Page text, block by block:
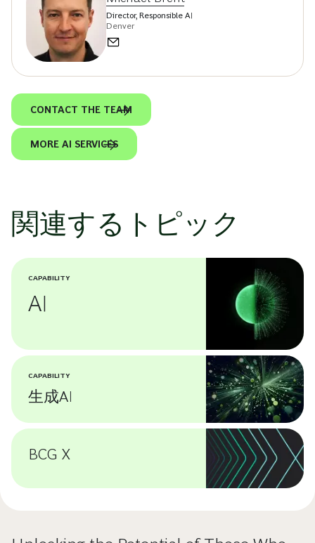
Director, Responsible AI
Denver
CONTACT THE TEAM
MORE AI SERVICES
関連するトピック
CAPABILITY
AI
CAPABILITY
生成AI
BCG X